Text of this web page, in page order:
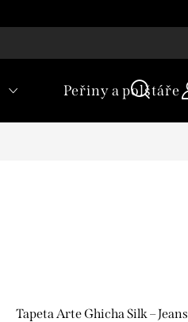
Peřiny a polštáře
Tapeta Arte Ghicha Silk – Jeans